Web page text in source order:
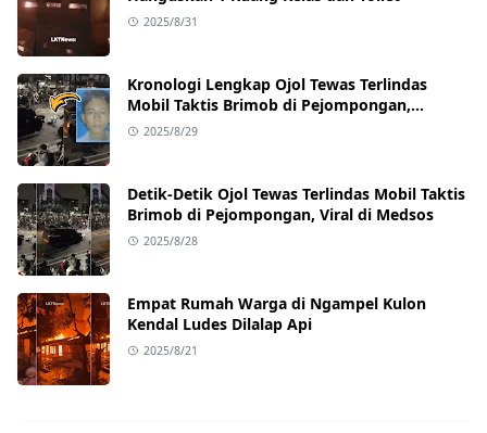
2025/8/31
Kronologi Lengkap Ojol Tewas Terlindas
Mobil Taktis Brimob di Pejompongan,
Ternyata Sedang Antar Orderan
2025/8/29
Detik-Detik Ojol Tewas Terlindas Mobil Taktis
Brimob di Pejompongan, Viral di Medsos
2025/8/28
Empat Rumah Warga di Ngampel Kulon
Kendal Ludes Dilalap Api
2025/8/21